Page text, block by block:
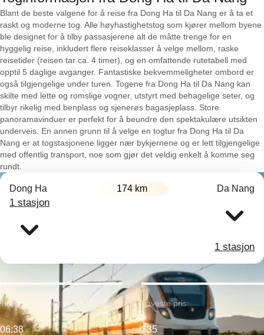
Blant de beste valgene for å reise fra Dong Ha til Da Nang er å ta et
raskt og moderne tog. Alle høyhastighetstog som kjører mellom byene
ble designet for å tilby passasjerene alt de måtte trenge for en
hyggelig reise, inkludert flere reiseklasser å velge mellom, raske
reisetider (reisen tar ca. 4 timer), og en omfattende rutetabell med
opptil 5 daglige avganger. Fantastiske bekvemmeligheter ombord er
også tilgjengelige under turen. Togene fra Dong Ha til Da Nang kan
skilte med lette og romslige vogner, utstyrt med behagelige seter, og
tilbyr rikelig med benplass og sjenerøs bagasjeplass. Store
panoramavinduer er perfekt for å beundre den spektakulære utsikten
underveis. En annen grunn til å velge en togtur fra Dong Ha til Da
Nang er at togstasjonene ligger nær bykjernene og er lett tilgjengelige
med offentlig transport, noe som gjør det veldig enkelt å komme seg
rundt.
Dong Ha 174 km Da Nang
1 stasjon
1 stasjon
Tidligste avgang:
06:38
Laveste pris:
$35